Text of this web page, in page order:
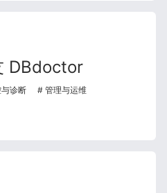
DBdoctor
与诊断 管理与运维